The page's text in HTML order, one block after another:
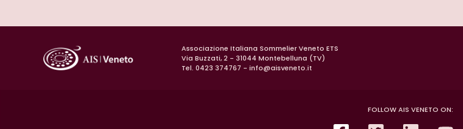
Associazione Italiana Sommelier Veneto ETS
Via Buzzati, 2 - 31044 Montebelluna (TV)
Tel. 0423 374767 - info@aisveneto.it
FOLLOW AIS VENETO ON: